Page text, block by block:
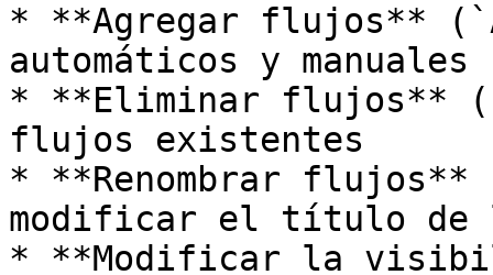
* **Agregar flujos**
automáticos y manuales
* **Eliminar flujos**
flujos existentes
* **Renombrar flujos**
modificar el título de
* **Modificar la